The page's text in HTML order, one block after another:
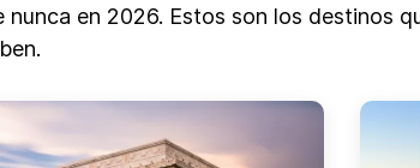
en 2026. Estos son los destinos